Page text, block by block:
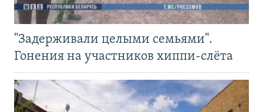
"Задерживали целыми семьями".
Гонения на участников хиппи-слёта